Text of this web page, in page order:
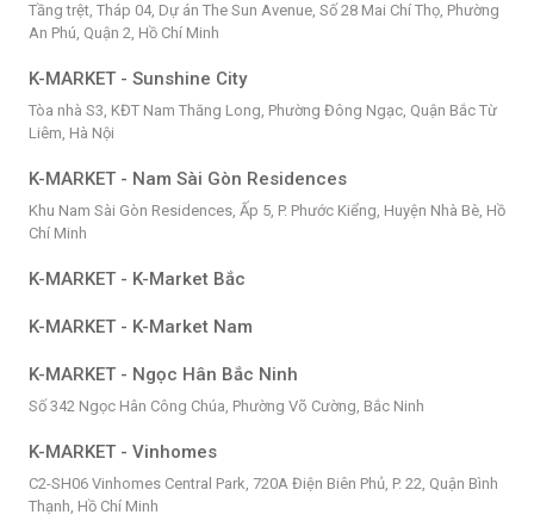
Tầng trệt, Tháp 04, Dự án The Sun Avenue, Số 28 Mai Chí Thọ, Phường
An Phú, Quận 2, Hồ Chí Minh
K-MARKET - Sunshine City
Tòa nhà S3, KĐT Nam Thăng Long, Phường Đông Ngạc, Quận Bắc Từ
Liêm, Hà Nội
K-MARKET - Nam Sài Gòn Residences
Khu Nam Sài Gòn Residences, Ấp 5, P. Phước Kiểng, Huyện Nhà Bè, Hồ
Chí Minh
K-MARKET - K-Market Bắc
K-MARKET - K-Market Nam
K-MARKET - Ngọc Hân Bắc Ninh
Số 342 Ngọc Hân Công Chúa, Phường Võ Cường, Bắc Ninh
K-MARKET - Vinhomes
C2-SH06 Vinhomes Central Park, 720A Điện Biên Phủ, P. 22, Quận Bình
Thạnh, Hồ Chí Minh